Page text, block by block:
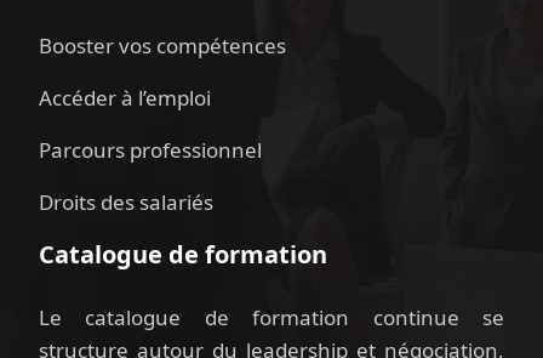
Booster vos compétences
Accéder à l’emploi
Parcours professionnel
Droits des salariés
Catalogue de formation
Le catalogue de formation continue se
structure autour du leadership et négociation,